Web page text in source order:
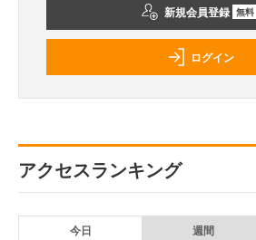
新規会員登録 無料
ログイン
アクセスランキング
今日 週間